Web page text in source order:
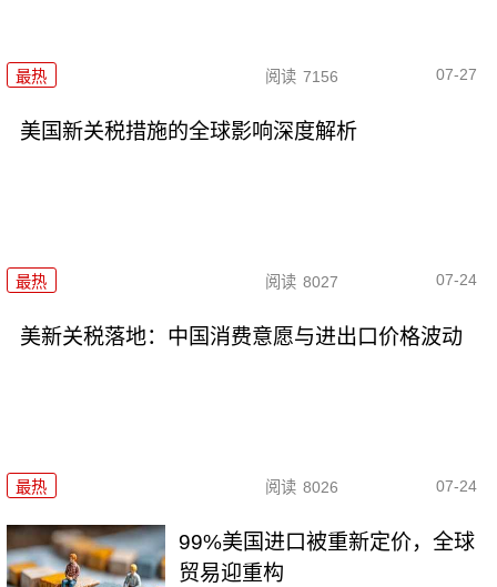
最热 阅读 7156 07-27
美国新关税措施的全球影响深度解析
最热 阅读 8027 07-24
美新关税落地：中国消费意愿与进出口价格波动
最热 阅读 8026 07-24
99%美国进口被重新定价，全球
贸易迎重构